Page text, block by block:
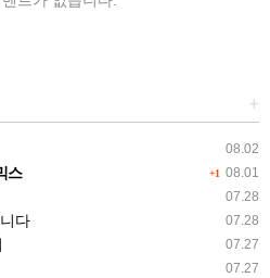
+
08.02
+1 08.01
스
07.28
07.28
다
07.27
07.27